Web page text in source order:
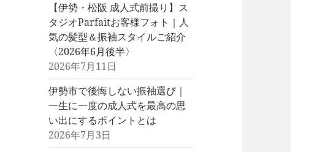
【伊勢・松阪 成人式前撮り】ス
タジオParfaitお客様フォト｜人
気の髪型＆振袖スタイルご紹介
〈2026年6月後半〉
2026年7月11日
伊勢市で後悔しない振袖選び｜
一生に一度の成人式を最高の思
い出にするポイントとは
2026年7月3日